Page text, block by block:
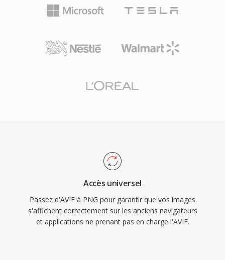
Accès universel
Passez d'AVIF à PNG pour garantir que vos images
s'affichent correctement sur les anciens navigateurs
et applications ne prenant pas en charge l'AVIF.